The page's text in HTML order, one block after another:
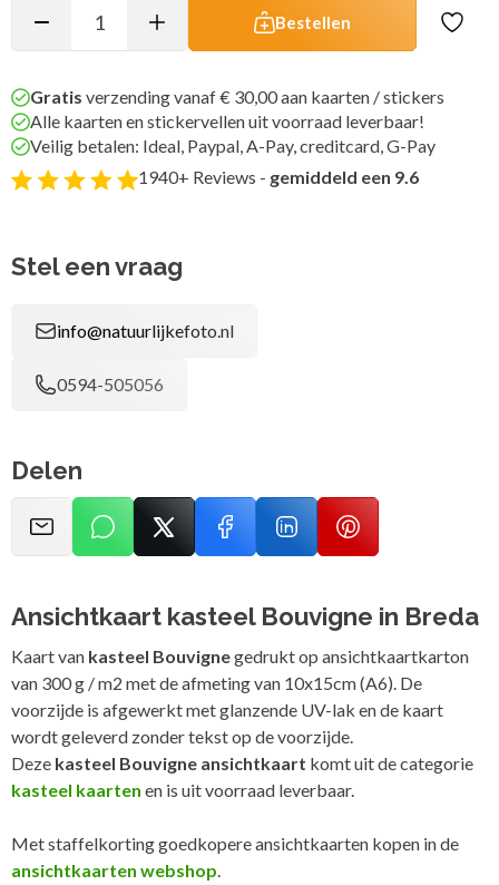
Bestellen
Gratis verzending vanaf € 30,00 aan kaarten / stickers
Alle kaarten en stickervellen uit voorraad leverbaar!
Veilig betalen: Ideal, Paypal, A-Pay, creditcard, G-Pay
1940+ Reviews - gemiddeld een 9.6
Stel een vraag
info@natuurlijkefoto.nl
0594-505056
Delen
Ansichtkaart kasteel Bouvigne in Breda
Kaart van kasteel Bouvignegedrukt op ansichtkaartkarton
van 300 g / m2 met de afmeting van 10x15cm (A6). De
voorzijde is afgewerkt met glanzende UV-lak en de kaart
wordt geleverd zonder tekst op de voorzijde.
Deze kasteel Bouvigne ansichtkaart komt uit de categorie
kasteel kaarten en is uit voorraad leverbaar.
Met staffelkorting goedkopere ansichtkaarten kopen in de
ansichtkaarten webshop.